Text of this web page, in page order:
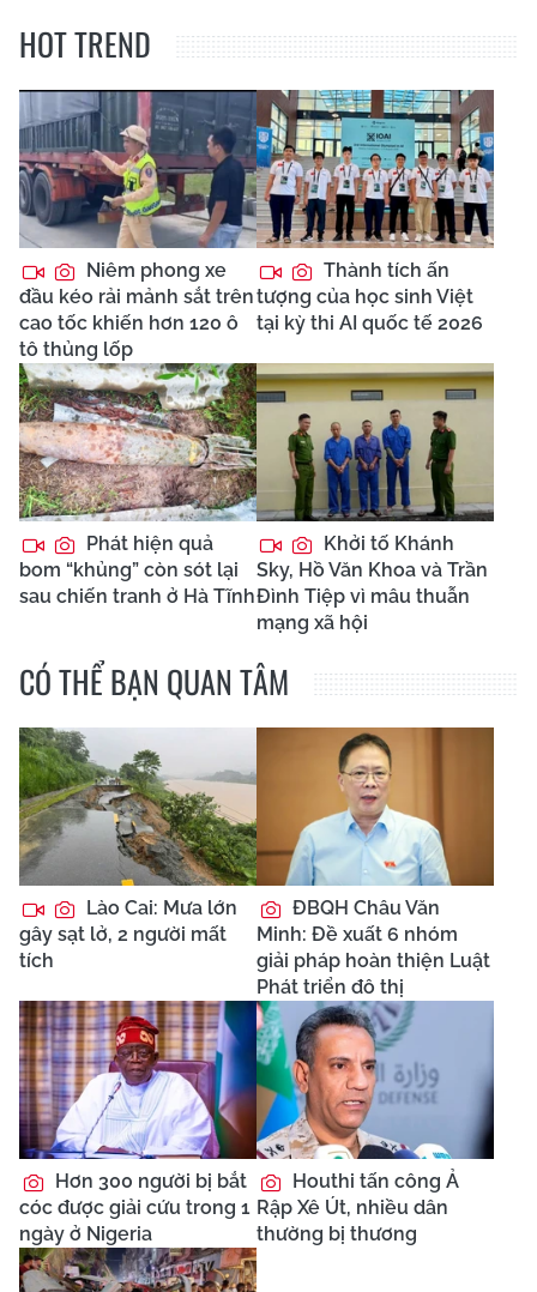
HOT TREND
Niêm phong xe
đầu kéo rải mảnh sắt trên
cao tốc khiến hơn 120 ô
tô thủng lốp
Thành tích ấn
tượng của học sinh Việt
tại kỳ thi AI quốc tế 2026
Phát hiện quả
bom “khủng” còn sót lại
sau chiến tranh ở Hà Tĩnh
Khởi tố Khánh
Sky, Hồ Văn Khoa và Trần
Đình Tiệp vì mâu thuẫn
mạng xã hội
CÓ THỂ BẠN QUAN TÂM
Lào Cai: Mưa lớn
gây sạt lở, 2 người mất
tích
ĐBQH Châu Văn
Minh: Đề xuất 6 nhóm
giải pháp hoàn thiện Luật
Phát triển đô thị
Hơn 300 người bị bắt
cóc được giải cứu trong 1
ngày ở Nigeria
Houthi tấn công Ả
Rập Xê Út, nhiều dân
thường bị thương